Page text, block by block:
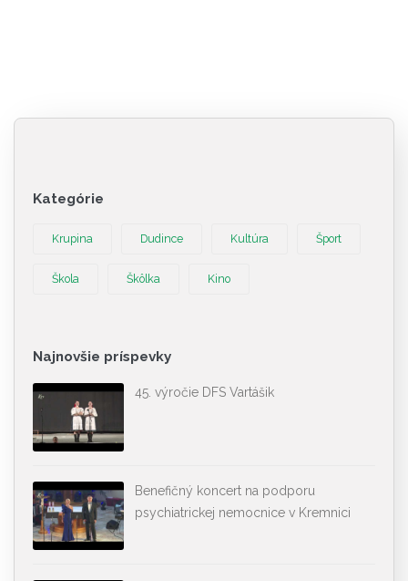
Kategórie
Krupina Dudince Kultúra Šport
Škola Škôlka Kino
Najnovšie príspevky
45. výročie DFS Vartášik
Benefičný koncert na podporu
psychiatrickej nemocnice v Kremnici